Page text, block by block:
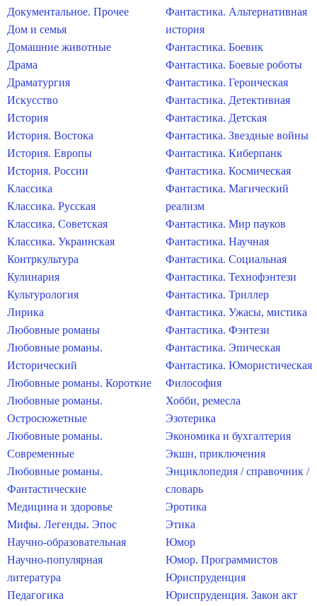
Документальное. Прочее
Дом и семья
Домашние животные
Драма
Драматургия
Искусство
История
История. Востока
История. Европы
История. России
Классика
Классика. Русская
Классика. Советская
Классика. Украинская
Контркультура
Кулинария
Культурология
Лирика
Любовные романы
Любовные романы.
Исторический
Любовные романы. Короткие
Любовные романы.
Остросюжетные
Любовные романы.
Современные
Любовные романы.
Фантастические
Медицина и здоровье
Мифы. Легенды. Эпос
Научно-образовательная
Научно-популярная
литература
Педагогика
Фантастика. Альтернативная
история
Фантастика. Боевик
Фантастика. Боевые роботы
Фантастика. Героическая
Фантастика. Детективная
Фантастика. Детская
Фантастика. Звездные войны
Фантастика. Киберпанк
Фантастика. Космическая
Фантастика. Магический
реализм
Фантастика. Мир пауков
Фантастика. Научная
Фантастика. Социальная
Фантастика. Технофэнтези
Фантастика. Триллер
Фантастика. Ужасы, мистика
Фантастика. Фэнтези
Фантастика. Эпическая
Фантастика. Юмористическая
Философия
Хобби, ремесла
Эзотерика
Экономика и бухгалтерия
Экшн, приключения
Энциклопедия / справочник /
словарь
Эротика
Этика
Юмор
Юмор. Программистов
Юриспруденция
Юриспруденция. Закон акт